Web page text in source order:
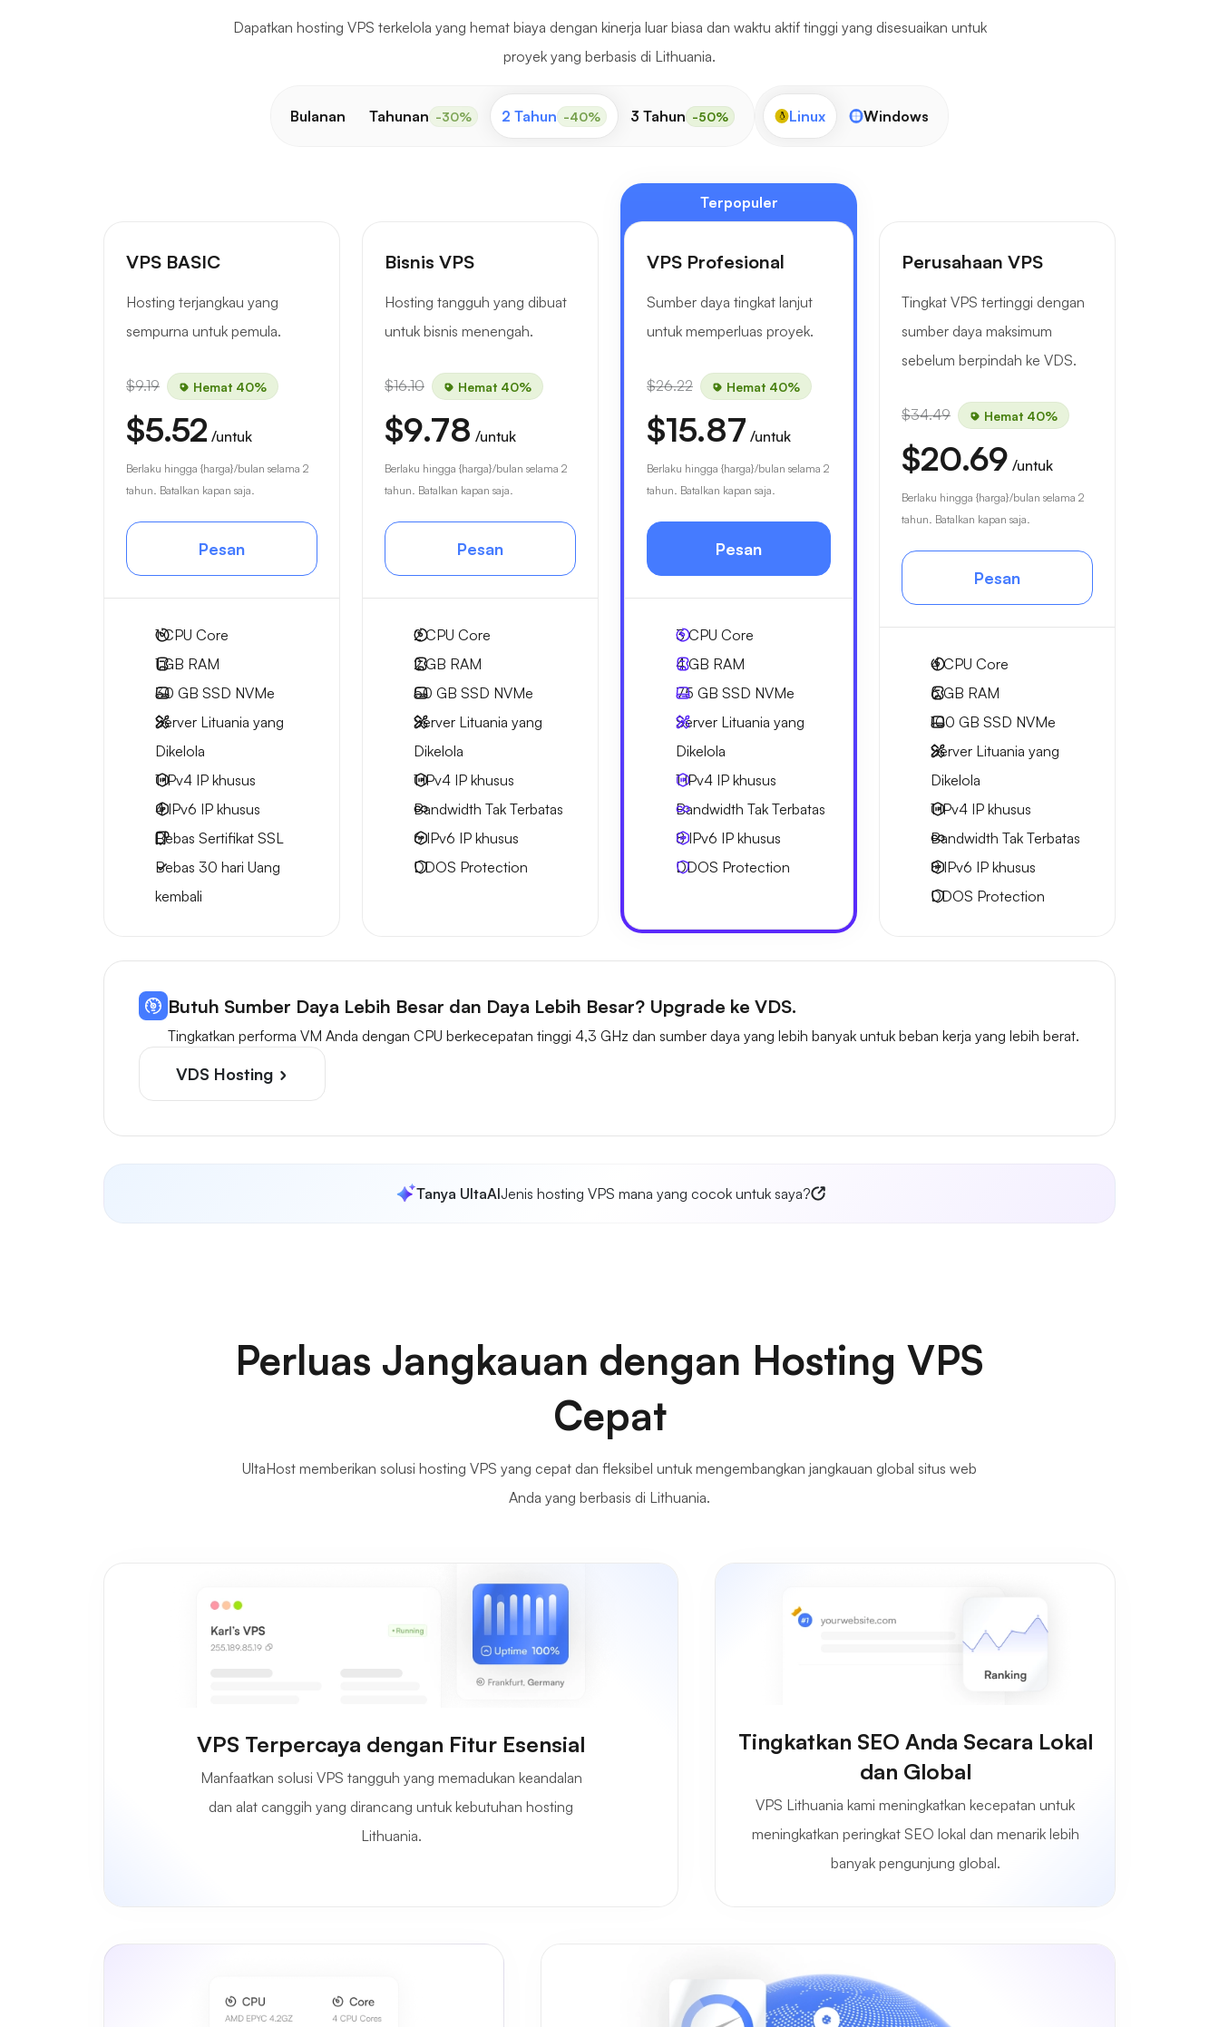
Dapatkan hosting VPS terkelola yang hemat biaya dengan kinerja luar biasa dan waktu aktif tinggi yang disesuaikan untuk
proyek yang berbasis di Lithuania.
Bulanan Tahunan -30% 2 Tahun -40% 3 Tahun -50% Linux Windows
VPS BASIC
Hosting terjangkau yang
sempurna untuk pemula.
$9.19 Hemat 40%
$5.52 /untuk
Berlaku hingga {harga}/bulan selama 2
tahun. Batalkan kapan saja.
Pesan
1CPU Core
1 GB RAM
30 GB SSD NVMe
Server Lituania yang
Dikelola
1 IPv4 IP khusus
4 IPv6 IP khusus
Bebas Sertifikat SSL
Bebas 30 hari Uang
kembali
Bisnis VPS
Hosting tangguh yang dibuat
untuk bisnis menengah.
$16.10 Hemat 40%
$9.78 /untuk
Berlaku hingga {harga}/bulan selama 2
tahun. Batalkan kapan saja.
Pesan
2CPU Core
2 GB RAM
50 GB SSD NVMe
Server Lituania yang
Dikelola
1 IPv4 IP khusus
Bandwidth Tak Terbatas
6 IPv6 IP khusus
DDOS Protection
Terpopuler
VPS Profesional
Sumber daya tingkat lanjut
untuk memperluas proyek.
$26.22 Hemat 40%
$15.87 /untuk
Berlaku hingga {harga}/bulan selama 2
tahun. Batalkan kapan saja.
Pesan
3CPU Core
4 GB RAM
75 GB SSD NVMe
Server Lituania yang
Dikelola
1 IPv4 IP khusus
Bandwidth Tak Terbatas
8 IPv6 IP khusus
DDOS Protection
Perusahaan VPS
Tingkat VPS tertinggi dengan
sumber daya maksimum
sebelum berpindah ke VDS.
$34.49 Hemat 40%
$20.69 /untuk
Berlaku hingga {harga}/bulan selama 2
tahun. Batalkan kapan saja.
Pesan
4CPU Core
6 GB RAM
100 GB SSD NVMe
Server Lituania yang
Dikelola
1 IPv4 IP khusus
Bandwidth Tak Terbatas
8 IPv6 IP khusus
DDOS Protection
Butuh Sumber Daya Lebih Besar dan Daya Lebih Besar? Upgrade ke VDS.
Tingkatkan performa VM Anda dengan CPU berkecepatan tinggi 4,3 GHz dan sumber daya yang lebih banyak untuk beban kerja yang lebih berat.
VDS Hosting
Tanya UltaAIJenis hosting VPS mana yang cocok untuk saya?
Perluas Jangkauan dengan Hosting VPS
Cepat
UltaHost memberikan solusi hosting VPS yang cepat dan fleksibel untuk mengembangkan jangkauan global situs web
Anda yang berbasis di Lithuania.
VPS Terpercaya dengan Fitur Esensial
Manfaatkan solusi VPS tangguh yang memadukan keandalan
dan alat canggih yang dirancang untuk kebutuhan hosting
Lithuania.
Tingkatkan SEO Anda Secara Lokal
dan Global
VPS Lithuania kami meningkatkan kecepatan untuk
meningkatkan peringkat SEO lokal dan menarik lebih
banyak pengunjung global.